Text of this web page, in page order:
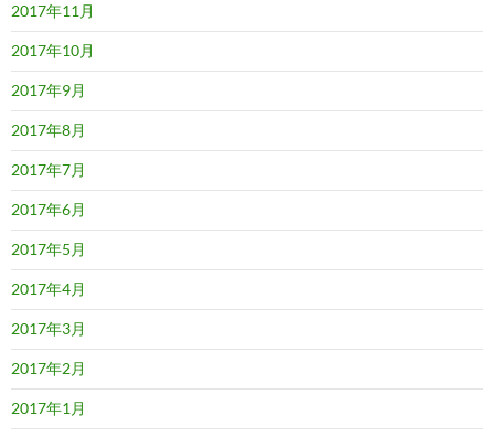
2017年11月
2017年10月
2017年9月
2017年8月
2017年7月
2017年6月
2017年5月
2017年4月
2017年3月
2017年2月
2017年1月